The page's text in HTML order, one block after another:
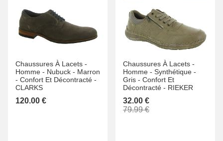
Chaussures À Lacets -
Homme - Nubuck - Marron
- Confort Et Décontracté -
CLARKS
120.00 €
Chaussures À Lacets -
Homme - Synthétique -
Gris - Confort Et
Décontracté - RIEKER
32.00 €
79.99 €